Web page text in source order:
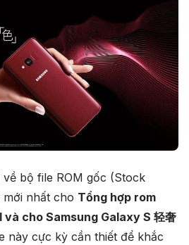
bộ file ROM gốc (Stock
nhất cho Tổng hợp rom
cho Samsung Galaxy S 轻奢
này cực kỳ cần thiết để khắc